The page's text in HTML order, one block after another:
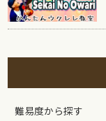
難易度から探す